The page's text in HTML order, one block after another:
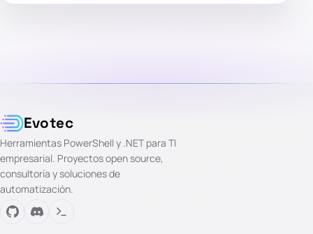
Evotec
Herramientas PowerShell y .NET para TI
empresarial. Proyectos open source,
consultoría y soluciones de
automatización.